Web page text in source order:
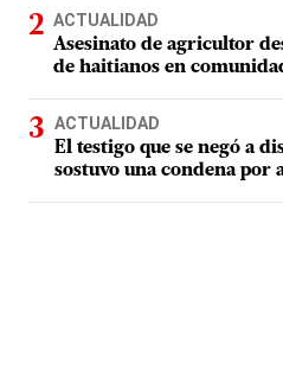
ACTUALIDAD
Asesinato de agricultor
de haitianos en
ACTUALIDAD
El testigo que se negó a
sostuvo una condena por